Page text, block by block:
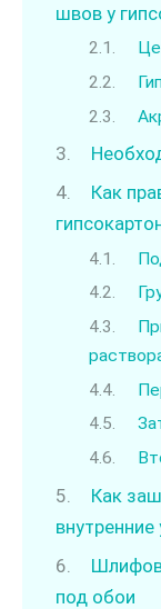
швов у
Как
Как
внутренние
под обои